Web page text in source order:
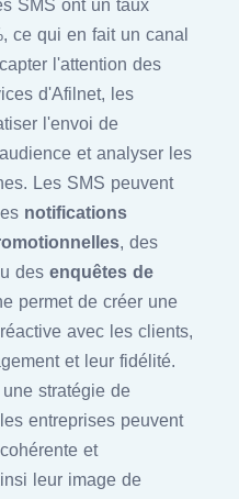
SMS ont un taux
ce qui en fait un canal
l'attention des
d'Afilnet, les
l'envoi de
et analyser les
Les SMS peuvent
notifications
, des
des enquêtes de
permet de créer une
avec les clients,
et leur fidélité.
stratégie de
entreprises peuvent
et
leur image de